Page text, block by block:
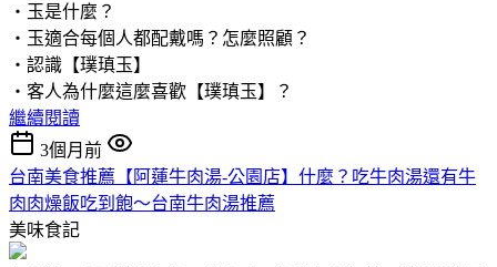
‧玉是什麼？
‧玉適合每個人都配戴嗎？怎麼照顧？
‧認識【璞瑱玉】
‧客人為什麼這麼喜歡【璞瑱玉】？
繼續閱讀
3個月前
台南美食推薦【阿蓮牛肉湯-公園店】什麼？吃牛肉湯還有牛
肉肉燥飯吃到飽～台南牛肉湯推薦
美味食記